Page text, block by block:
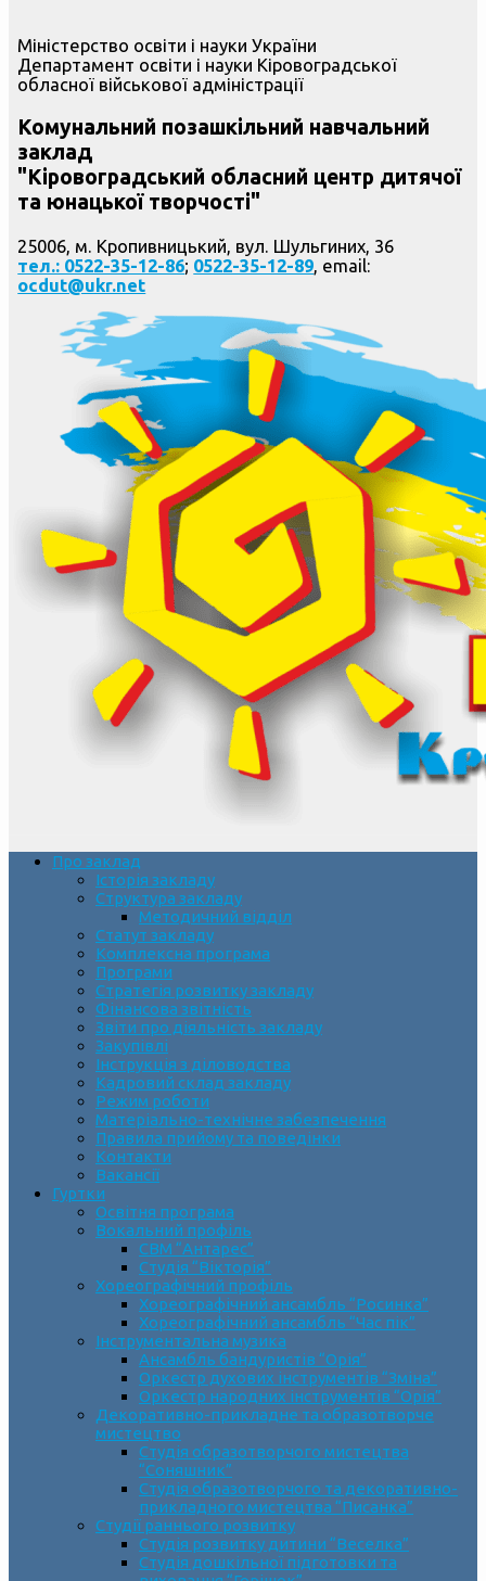
Міністерство освіти і науки України
Департамент освіти і науки Кіровоградської
обласної військової адміністрації
Комунальний позашкільний навчальний
заклад
"Кіровоградський обласний центр дитячої
та юнацької творчості"
25006, м. Кропивницький, вул. Шульгиних, 36
тел.: 0522-35-12-86; 0522-35-12-89, email:
ocdut@ukr.net
Про заклад
Історія закладу
Структура закладу
Методичний відділ
Статут закладу
Комплексна програма
Програми
Стратегія розвитку закладу
Фінансова звітність
Звіти про діяльність закладу
Закупівлі
Інструкція з діловодства
Кадровий склад закладу
Режим роботи
Матеріально-технічне забезпечення
Правила прийому та поведінки
Контакти
Вакансії
Гуртки
Освітня програма
Вокальний профіль
СВМ “Антарес”
Студія “Вікторія”
Хореографічний профіль
Хореографічний ансамбль “Росинка”
Хореографічний ансамбль “Час пік”
Інструментальна музика
Ансамбль бандуристів “Орія”
Оркестр духових інструментів “Зміна”
Оркестр народних інструментів “Орія”
Декоративно-прикладне та образотворче
мистецтво
Cтудія образотворчого мистецтва
“Соняшник”
Студія образотворчого та декоративно-
прикладного мистецтва “Писанка”
Студії раннього розвитку
Студія розвитку дитини “Веселка”
Студія дошкільної підготовки та